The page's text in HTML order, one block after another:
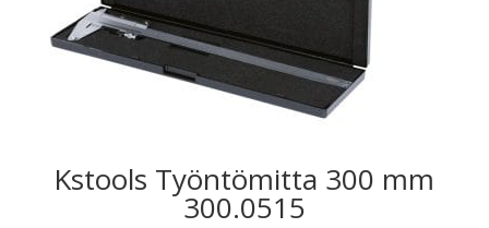
Kstools Työntömitta 300 mm
300.0515